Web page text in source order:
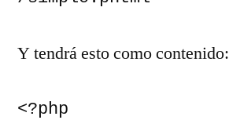
Y tendrá esto como contenido:
<?php